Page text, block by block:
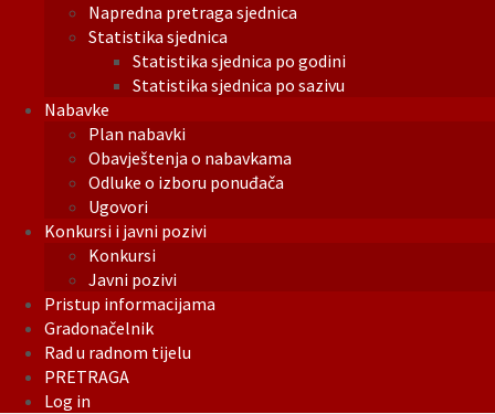
Napredna pretraga sjednica
Statistika sjednica
Statistika sjednica po godini
Statistika sjednica po sazivu
Nabavke
Plan nabavki
Obavještenja o nabavkama
Odluke o izboru ponuđača
Ugovori
Konkursi i javni pozivi
Konkursi
Javni pozivi
Pristup informacijama
Gradonačelnik
Rad u radnom tijelu
PRETRAGA
Log in